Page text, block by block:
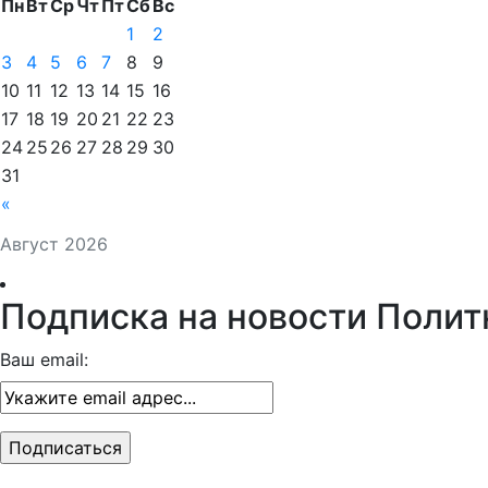
Август 2026
ПнВтСрЧтПтСбВс
«
1
2
3
4 5 6 7 8
9
10 11 12 13 14 15 16
17 18 19 20 21 22 23
24 25 26 27 28 29 30
31
Подписка на новости
Ваш email: